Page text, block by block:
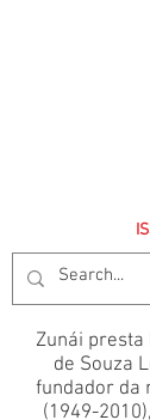
Zunái presta
de Souza
fundador da
(1949-2010)